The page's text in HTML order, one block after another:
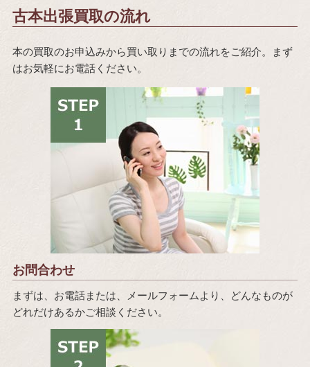
古本出張買取の流れ
本の買取のお申込みから買い取りまでの流れをご紹介。まず
はお気軽にお電話ください。
お問合わせ
まずは、お電話または、メールフォームより、どんなものが
どれだけあるかご相談ください。